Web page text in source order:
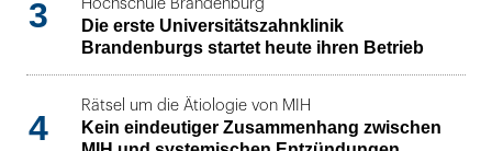
3
Hochschule Brandenburg
Die erste Universitätszahnklinik
Brandenburgs startet heute ihren Betrieb
4
Rätsel um die Ätiologie von MIH
Kein eindeutiger Zusammenhang zwischen